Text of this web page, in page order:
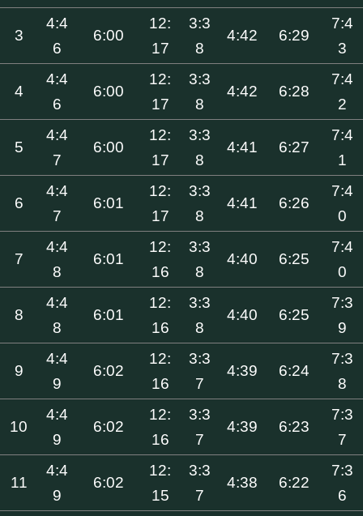
3
4:4
6
6:00
12:
17
3:3
8
4:42 6:29
7:4
3
4
4:4
6
6:00
12:
17
3:3
8
4:42 6:28
7:4
2
5
4:4
7
6:00
12:
17
3:3
8
4:41 6:27
7:4
1
6
4:4
7
6:01
12:
17
3:3
8
4:41 6:26
7:4
0
7
4:4
8
6:01
12:
16
3:3
8
4:40 6:25
7:4
0
8
4:4
8
6:01
12:
16
3:3
8
4:40 6:25
7:3
9
9
4:4
9
6:02
12:
16
3:3
7
4:39 6:24
7:3
8
10
4:4
9
6:02
12:
16
3:3
7
4:39 6:23
7:3
7
11
4:4
9
6:02
12:
15
3:3
7
4:38 6:22
7:3
6